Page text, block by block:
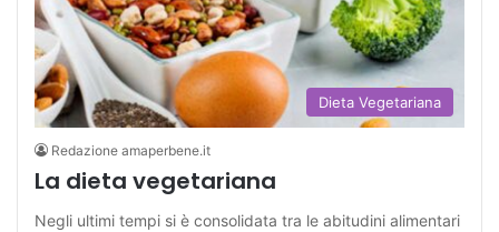
Dieta Vegetariana
Redazione amaperbene.it
La dieta vegetariana
Negli ultimi tempi si è consolidata tra le abitudini alimentari